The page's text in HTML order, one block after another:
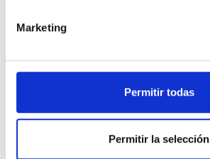
Marketing
Permitir todas
Permitir la selección
Manual Soldering
Reflow Soldering
Repair And Rework
Selective Soldering